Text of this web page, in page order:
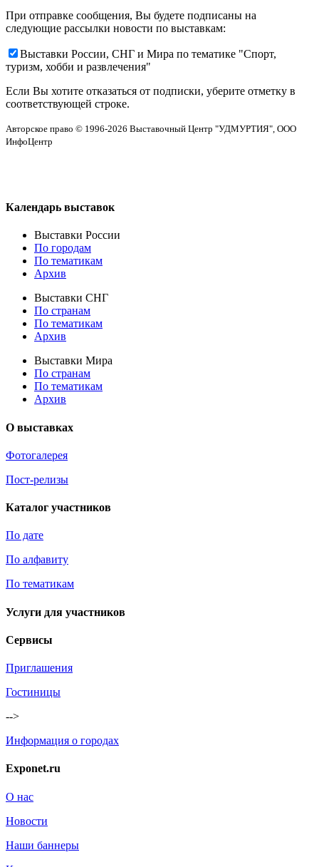
При отправке сообщения, Вы будете подписаны на
следующие рассылки новости по выставкам:
Выставки России, СНГ и Мира по тематике "Спорт,
туризм, хобби и развлечения"
Если Вы хотите отказаться от подписки, уберите отметку в
соответствующей строке.
Авторское право © 1996-2026 Выставочный Центр "УДМУРТИЯ", ООО
ИнфоЦентр
Календарь выставок
Выставки России
По городам
По тематикам
Архив
Выставки СНГ
По странам
По тематикам
Архив
Выставки Мира
По странам
По тематикам
Архив
О выставках
Фотогалерея
Пост-релизы
Каталог участников
По дате
По алфавиту
По тематикам
Услуги для участников
Сервисы
Приглашения
Гостиницы
-->
Информация о городах
Exponet.ru
О нас
Новости
Наши баннеры